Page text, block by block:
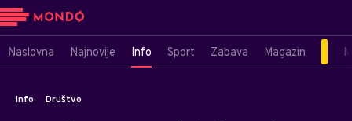
Naslovna Najnovije Info Sport Zabava Magazin
Info Društvo